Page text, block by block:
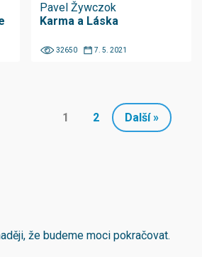
Pavel Žywczok
Karma a Láska
32650 7. 5. 2021
1 2 Další »
že budeme moci pokračovat.